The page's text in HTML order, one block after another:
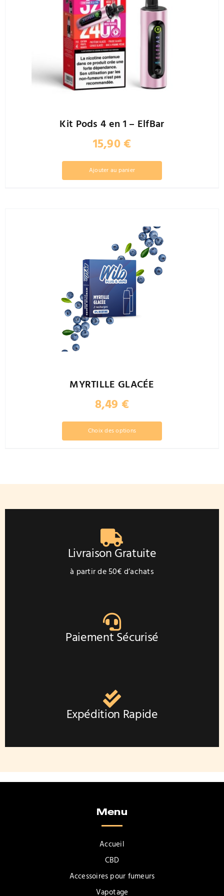
choisies
sur
la
page
du
produit
Kit Pods 4 en 1 – ElfBar
15,90€
Ajouter au panier
MYRTILLE GLACÉE
8,49 €
Choix des options
Ce
produit
Les
peuvent
choisies
sur
la
page
Livraison Gratuite
à partir de 50€ d’achats
Paiement Sécurisé
Expédition Rapide
Menu
Accueil
CBD
Accessoires pour fumeurs
Vapotage